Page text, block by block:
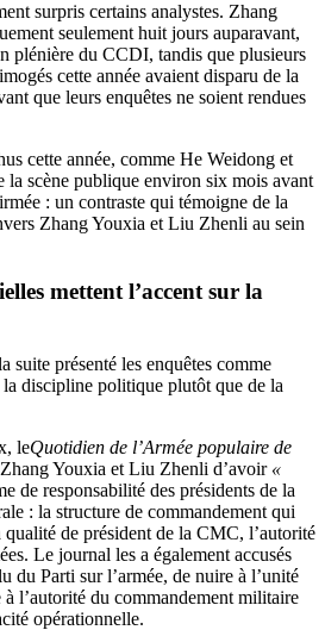
surpris certains analystes. Zhang
seulement huit jours auparavant,
plénière du CCDI, tandis que plusieurs
cette année avaient disparu de la
que leurs enquêtes ne soient rendues
cette année, comme He Weidong et
scène publique environ six mois avant
: un contraste qui témoigne de la
Zhang Youxia et Liu Zhenli au sein
mettent l’accent sur la
suite présenté les enquêtes comme
discipline politique plutôt que de la
leQuotidien de l’Armée populaire de
Youxia et Liu Zhenli d’avoir«
de responsabilité des présidents de la
: la structure de commandement qui
de président de la CMC, l’autorité
Le journal les a également accusés
du Parti sur l’armée, de nuire à l’unité
l’autorité du commandement militaire
opérationnelle.